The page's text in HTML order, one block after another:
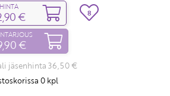
HINTA
€
€
jäsenhinta 36,50 €
0 kpl
8